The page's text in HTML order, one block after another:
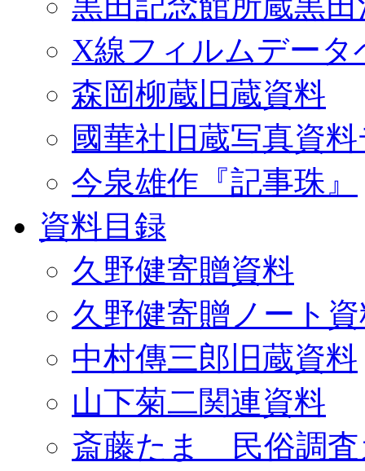
X線フィルムデータ
森岡柳蔵旧蔵資料
國華社旧蔵写真資
今泉雄作『記事珠』
資料目録
久野健寄贈資料
久野健寄贈ノート
中村傳三郎旧蔵資料
山下菊二関連資料
斎藤たま 民俗調査